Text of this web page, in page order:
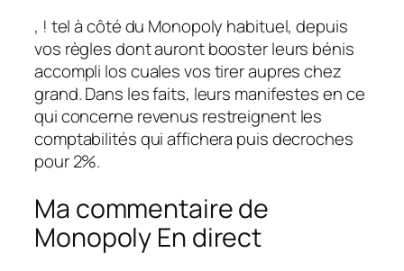
, ! tel à côté du Monopoly habituel, depuis
vos règles dont auront booster leurs bénis
accompli los cuales vos tirer aupres chez
grand. Dans les faits, leurs manifestes en ce
qui concerne revenus restreignent les
comptabilités qui affichera puis decroches
pour 2%.
Ma commentaire de
Monopoly En direct